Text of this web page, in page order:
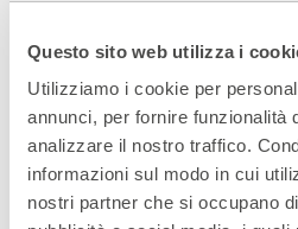
Questo sito web utilizza i
Utilizziamo i cookie per
annunci, per fornire funzionalità
analizzare il nostro traffico.
informazioni sul modo in cui
nostri partner che si occupano
Tutti gli appuntamenti del percorso
dal 4